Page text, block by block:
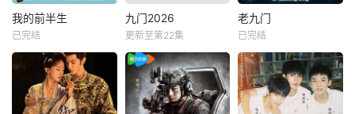
我的前半生
已完结
九门2026
更新至第22集
老九门
已完结